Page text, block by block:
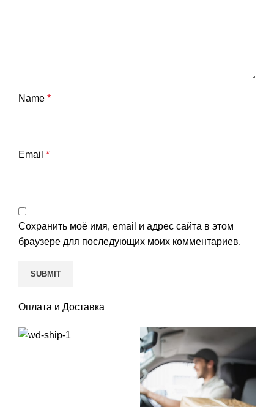
Name *
Email *
Сохранить моё имя, email и адрес сайта в этом
браузере для последующих моих комментариев.
Оплата и Доставка